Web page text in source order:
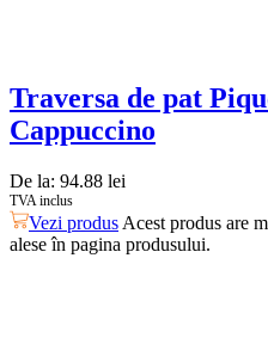
Traversa de pat
Cappuccino
De la: 94.88 lei
TVA inclus
Vezi produs Acest produs are
alese în pagina produsului.